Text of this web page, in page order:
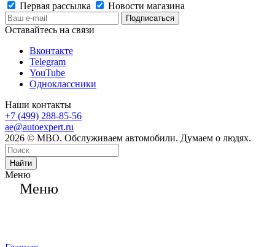
Первая рассылка
Новости магазина
Оставайтесь на связи
Вконтакте
Telegram
YouTube
Одноклассники
Наши контакты
+7 (499) 288-85-56
ae@autoexpert.ru
2026 © МВО. Обслуживаем автомобили. Думаем о людях.
Найти
Меню
Меню